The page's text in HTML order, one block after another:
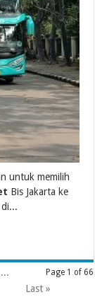
untuk memilih
Bis Jakarta ke
Page 1 of 66
...
Last »